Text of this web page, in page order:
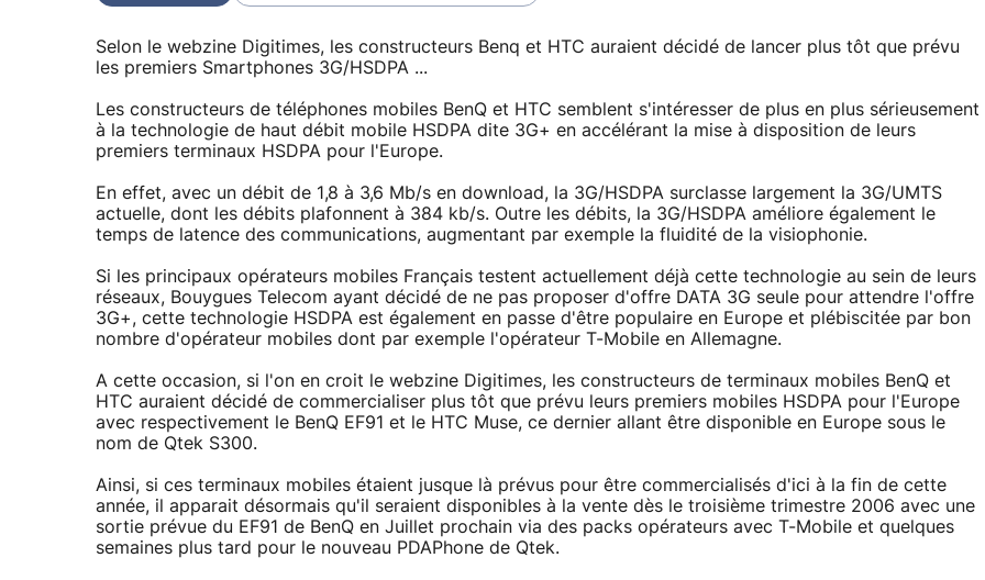
Selon le webzine Digitimes, les constructeurs Benq et HTC auraient décidé de lancer plus tôt que prévu
les premiers Smartphones 3G/HSDPA ...
Les constructeurs de téléphones mobiles BenQ et HTC semblent s'intéresser de plus en plus sérieusement
à la technologie de haut débit mobile HSDPA dite 3G+ en accélérant la mise à disposition de leurs
premiers terminaux HSDPA pour l'Europe.
En effet, avec un débit de 1,8 à 3,6 Mb/s en download, la 3G/HSDPA surclasse largement la 3G/UMTS
actuelle, dont les débits plafonnent à 384 kb/s. Outre les débits, la 3G/HSDPA améliore également le
temps de latence des communications, augmentant par exemple la fluidité de la visiophonie.
Si les principaux opérateurs mobiles Français testent actuellement déjà cette technologie au sein de leurs
réseaux, Bouygues Telecom ayant décidé de ne pas proposer d'offre DATA 3G seule pour attendre l'offre
3G+, cette technologie HSDPA est également en passe d'être populaire en Europe et plébiscitée par bon
nombre d'opérateur mobiles dont par exemple l'opérateur T-Mobile en Allemagne.
A cette occasion, si l'on en croit le webzine Digitimes, les constructeurs de terminaux mobiles BenQ et
HTC auraient décidé de commercialiser plus tôt que prévu leurs premiers mobiles HSDPA pour l'Europe
avec respectivement le BenQ EF91 et le HTC Muse, ce dernier allant être disponible en Europe sous le
nom de Qtek S300.
Ainsi, si ces terminaux mobiles étaient jusque là prévus pour être commercialisés d'ici à la fin de cette
année, il apparait désormais qu'il seraient disponibles à la vente dès le troisième trimestre 2006 avec une
sortie prévue du EF91 de BenQ en Juillet prochain via des packs opérateurs avec T-Mobile et quelques
semaines plus tard pour le nouveau PDAPhone de Qtek.